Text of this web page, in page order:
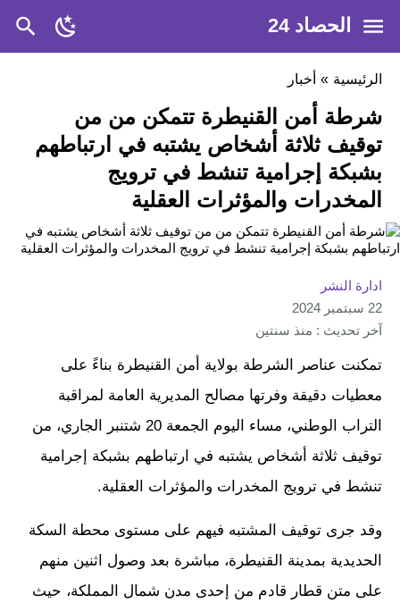
الحصاد 24
الرئيسية » أخبار
شرطة أمن القنيطرة تتمكن من من
توقيف ثلاثة أشخاص يشتبه في ارتباطهم
بشبكة إجرامية تنشط في ترويج
المخدرات والمؤثرات العقلية
ادارة النشر
22 سبتمبر 2024
آخر تحديث : منذ سنتين
تمكنت عناصر الشرطة بولاية أمن القنيطرة بناءً على
معطيات دقيقة وفرتها مصالح المديرية العامة لمراقبة
التراب الوطني، مساء اليوم الجمعة 20 شتنبر الجاري، من
توقيف ثلاثة أشخاص يشتبه في ارتباطهم بشبكة إجرامية
تنشط في ترويج المخدرات والمؤثرات العقلية.
وقد جرى توقيف المشتبه فيهم على مستوى محطة السكة
الحديدية بمدينة القنيطرة، مباشرة بعد وصول اثنين منهم
على متن قطار قادم من إحدى مدن شمال المملكة، حيث